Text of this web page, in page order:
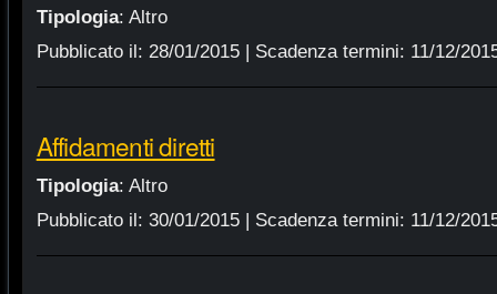
Tipologia: Altro
Pubblicato il: 28/01/2015| Scadenza termini: 11/12/
Affidamenti diretti
Tipologia: Altro
Pubblicato il: 30/01/2015| Scadenza termini: 11/12/